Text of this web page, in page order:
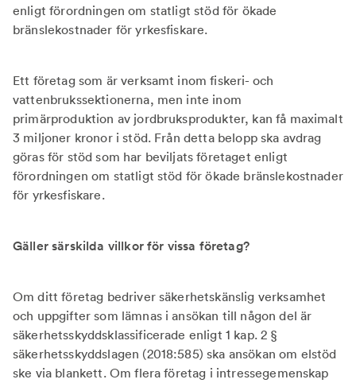
enligt förordningen om statligt stöd för ökade
bränslekostnader för yrkesfiskare.
Ett företag som är verksamt inom fiskeri- och
vattenbrukssektionerna, men inte inom
primärproduktion av jordbruksprodukter, kan få maximalt
3 miljoner kronor i stöd. Från detta belopp ska avdrag
göras för stöd som har beviljats företaget enligt
förordningen om statligt stöd för ökade bränslekostnader
för yrkesfiskare.
Gäller särskilda villkor för vissa företag?
Om ditt företag bedriver säkerhetskänslig verksamhet
och uppgifter som lämnas i ansökan till någon del är
säkerhetsskyddsklassificerade enligt 1 kap. 2 §
säkerhetsskyddslagen (2018:585) ska ansökan om elstöd
ske via blankett. Om flera företag i intressegemenskap